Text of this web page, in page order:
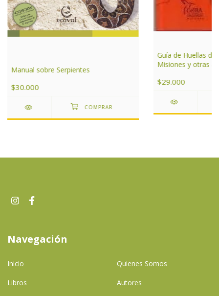
Manual sobre Serpientes
$30.000
Guía de Huellas
Misiones y otras
$29.000
Navegación
Inicio Quienes Somos
Libros Autores